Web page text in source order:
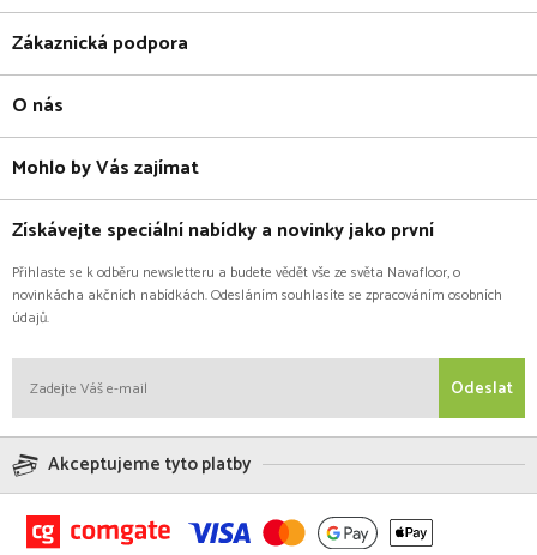
Zákaznická podpora
O nás
Mohlo by Vás zajímat
Získávejte speciální nabídky a novinky jako první
Přihlaste se k odběru newsletteru a budete vědět vše ze světa Navafloor, o
novinkácha akčních nabídkách. Odesláním souhlasíte se zpracováním osobních
údajů.
Odeslat
Akceptujeme tyto platby